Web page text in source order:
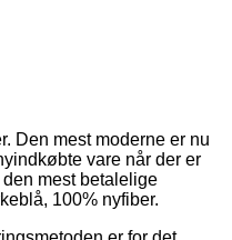
Den mest moderne er nu
vare når der er
mest betalelige
100% nyfiber.